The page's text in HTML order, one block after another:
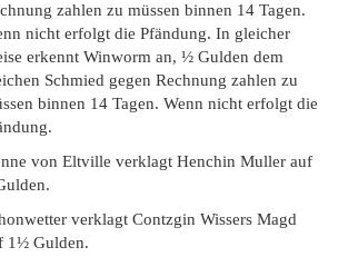
zahlen zu müssen binnen 14 Tagen.
nicht erfolgt die Pfändung. In gleicher
erkennt Winworm an, ½ Gulden dem
Schmied gegen Rechnung zahlen zu
binnen 14 Tagen. Wenn nicht erfolgt die
von Eltville verklagt Henchin Muller auf
verklagt Contzgin Wissers Magd
1½ Gulden.